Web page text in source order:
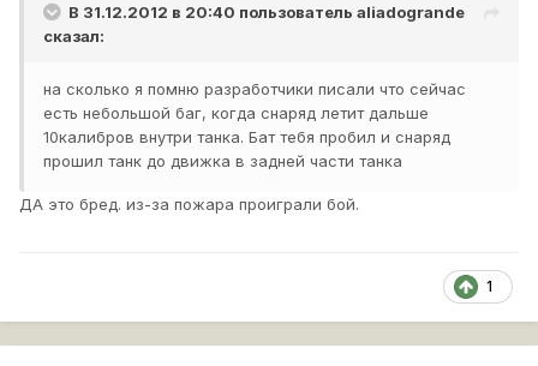
В 31.12.2012 в 20:40 пользователь aliadogrande
сказал:
на сколько я помню разработчики писали что сейчас
есть небольшой баг, когда снаряд летит дальше
10калибров внутри танка. Бат тебя пробил и снаряд
прошил танк до движка в задней части танка
ДА это бред. из-за пожара проиграли бой.
1